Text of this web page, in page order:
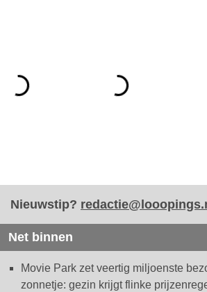
Nieuwstip?
Net binnen
Movie Park zet veertig miljoenste
zonnetje: gezin krijgt flinke